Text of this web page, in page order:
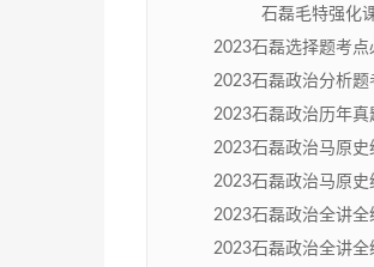
石磊毛特强化
2023石磊选择题考点
2023石磊政治分析题
2023石磊政治历年真
2023石磊政治马原史
2023石磊政治马原史
2023石磊政治全讲全
2023石磊政治全讲全